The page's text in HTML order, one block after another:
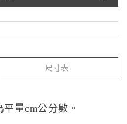
尺寸表
量cm公分數。